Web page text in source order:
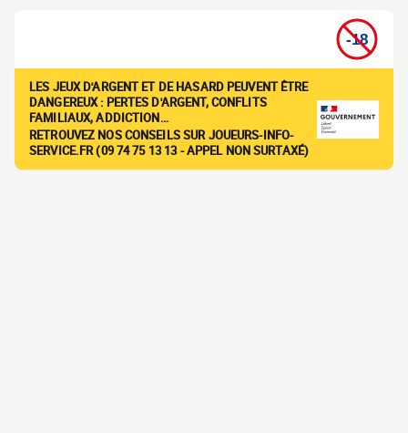
LES JEUX D'ARGENT ET DE HASARD PEUVENT ÊTRE
DANGEREUX : PERTES D'ARGENT, CONFLITS
FAMILIAUX, ADDICTION…
RETROUVEZ NOS CONSEILS SUR JOUEURS-INFO-
SERVICE.FR (09 74 75 13 13 - APPEL NON SURTAXÉ)